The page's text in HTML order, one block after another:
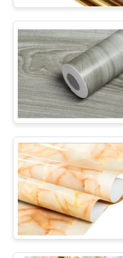
ФАБРИКИ
ПРОВЕРКА
КАЧЕСТВА
СВЯЖИТЕСЬ
МЫ
НОВОСТИ
не
ткань